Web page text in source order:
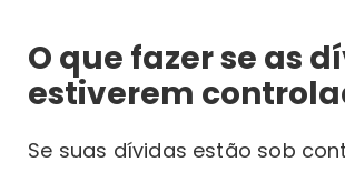
O que fazer se as
estiverem
Se suas dívidas estão sob